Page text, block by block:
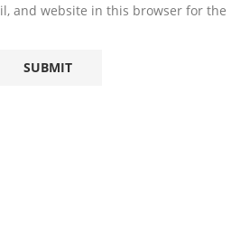
and website in this browser for the